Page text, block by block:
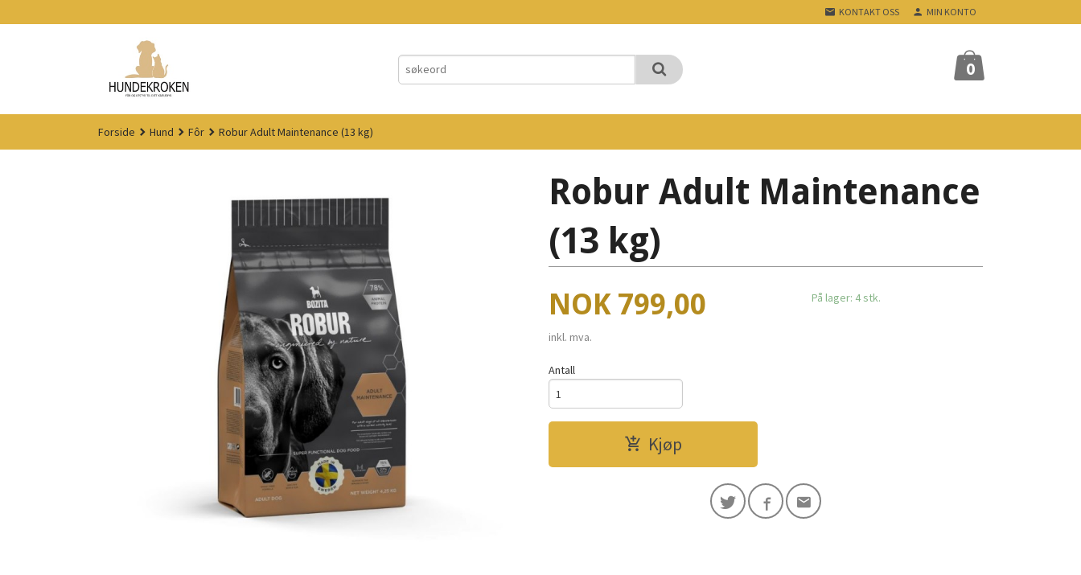
til
KONTAKT OSS MIN KONTO
0
Forside Hund Fôr Robur Adult Maintenance (13 kg)
Robur Adult Maintenance
(13 kg)
Pris
NOK 799,00
inkl. mva.
På lager: 4 stk.
Antall
Kjøp